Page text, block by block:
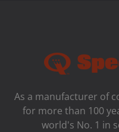
As a manufacturer of
for more than 100
world's No. 1 in